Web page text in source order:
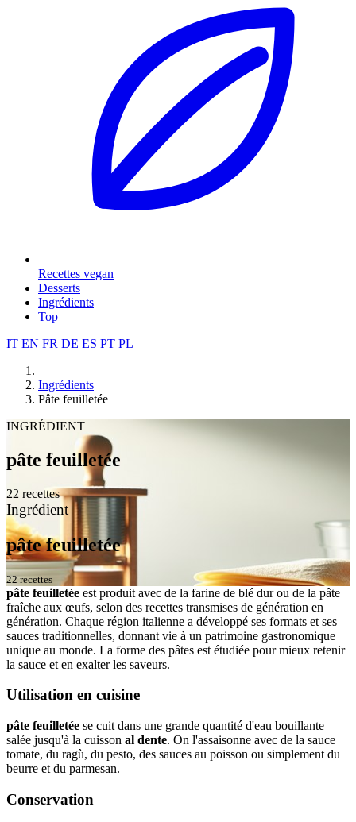
Recettes vegan
Desserts
Ingrédients
Top
IT EN FR DE ES PT PL
Ingrédients
Pâte feuilletée
INGRÉDIENT
pâte feuilletée
22 recettes
Ingrédient
pâte feuilletée
22 recettes
pâte feuilletée est produit avec de la farine de blé dur ou de la pâte
fraîche aux œufs, selon des recettes transmises de génération en
génération. Chaque région italienne a développé ses formats et ses
sauces traditionnelles, donnant vie à un patrimoine gastronomique
unique au monde. La forme des pâtes est étudiée pour mieux retenir
la sauce et en exalter les saveurs.
Utilisation en cuisine
pâte feuilletée se cuit dans une grande quantité d'eau bouillante
salée jusqu'à la cuisson al dente. On l'assaisonne avec de la sauce
tomate, du ragù, du pesto, des sauces au poisson ou simplement du
beurre et du parmesan.
Conservation